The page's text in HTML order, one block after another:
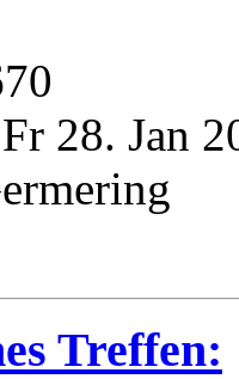
Fr 28. Jan
Treffen: